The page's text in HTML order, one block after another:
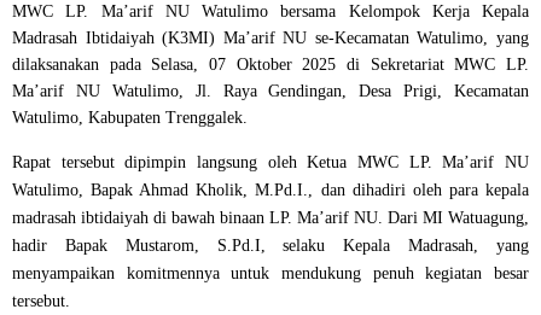
MWC LP. Ma’arif NU Watulimo bersama Kelompok Kerja Kepala
Madrasah Ibtidaiyah (K3MI) Ma’arif NU se-Kecamatan Watulimo , yang
dilaksanakan pada Selasa, 07 Oktober 2025 di Sekretariat MWC LP.
Ma’arif NU Watulimo, Jl. Raya Gendingan, Desa Prigi, Kecamatan
Watulimo, Kabupaten Trenggalek.
Rapat tersebut dipimpin langsung olehKetua MWC LP. Ma’arif NU
Watulimo, Bapak Ahmad Kholik, M.Pd.I.
, dan dihadiri oleh para kepala
madrasah ibtidaiyah di bawah binaan LP. Ma’arif NU. Dari MI Watuagung,
hadir Bapak Mustarom, S.Pd.I , selakuKepala Madrasah , yang
menyampaikan komitmennya untuk mendukung penuh kegiatan besar
tersebut.